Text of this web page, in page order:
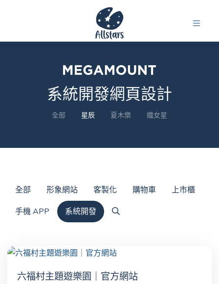
系統開發網頁設計
全部 星辰 夏木樂 織女星
全部 形象網站 客製化 購物車
上市櫃
手機 APP
系統開發
六福村主題遊樂園｜官方網站